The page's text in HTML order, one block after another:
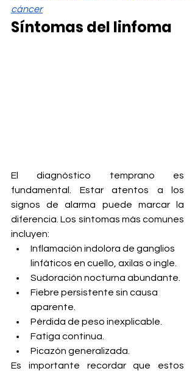
cáncer
Síntomas del linfoma
El diagnóstico temprano es
fundamental. Estar atentos a los
signos de alarma puede marcar la
diferencia. Los síntomas más comunes
incluyen:
Inflamación indolora de ganglios
linfáticos en cuello, axilas o ingle.
Sudoración nocturna abundante.
Fiebre persistente sin causa
aparente.
Pérdida de peso inexplicable.
Fatiga continua.
Picazón generalizada.
Es importante recordar que estos